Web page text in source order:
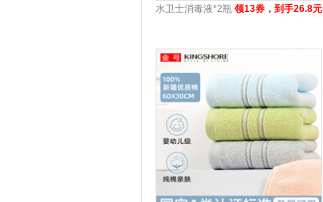
水卫士消毒液*2瓶 领13券，到手26.8元